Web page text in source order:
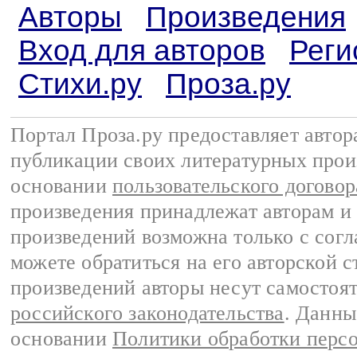
Авторы
Произведения
Вход для авторов
Стихи.ру
Проза.ру
Портал Проза.ру предоставляет
публикации своих литературных
основании пользовательского
произведения принадлежат авторам
произведений возможна только с
можете обратиться на его авторской
произведений авторы несут
российского законодательства.
основании Политики обработки